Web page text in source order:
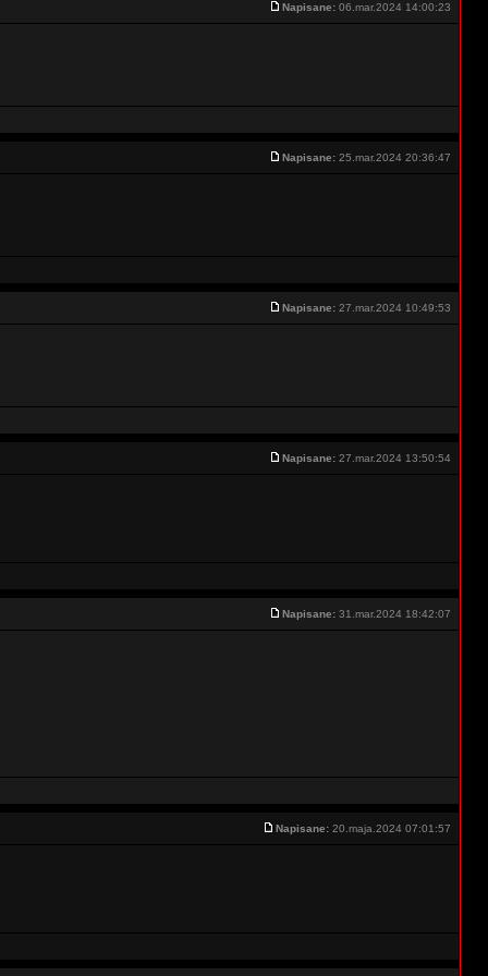
Napisane: 06.mar.2024 14:00:23
Napisane: 25.mar.2024 20:36:47
Napisane: 27.mar.2024 10:49:53
Napisane: 27.mar.2024 13:50:54
Napisane: 31.mar.2024 18:42:07
Napisane: 20.maja.2024 07:01:57